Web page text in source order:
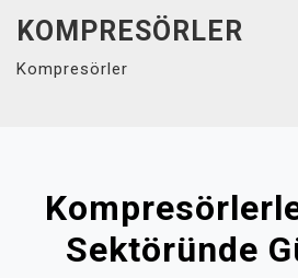
content
KOMPRESÖRLER
Kompresörler
Sektöründe